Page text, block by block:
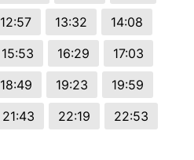
12:57 13:32
14:08
15:53 16:29
17:03
18:49 19:23
19:59
21:43 22:19 22:53